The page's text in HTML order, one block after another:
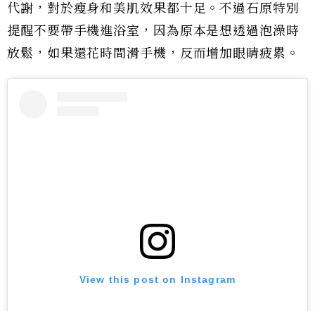
代謝，對於瘦身和美肌效果都十足。不過石原特別
提醒不要帶手機進浴室，因為原本是想透過泡澡時
放鬆，如果還花時間滑手機，反而增加眼睛疲累。
View this post on Instagram